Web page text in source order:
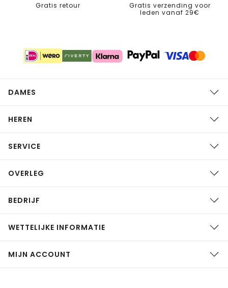
Gratis retour
Gratis verzending voor
leden vanaf 29€
DAMES
HEREN
SERVICE
OVERLEG
BEDRIJF
WETTELIJKE INFORMATIE
MIJN ACCOUNT